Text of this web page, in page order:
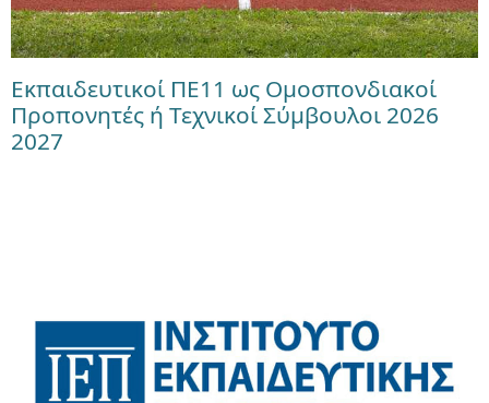
Εκπαιδευτικοί ΠΕ11 ως Ομοσπονδιακοί
Προπονητές ή Τεχνικοί Σύμβουλοι 2026
2027